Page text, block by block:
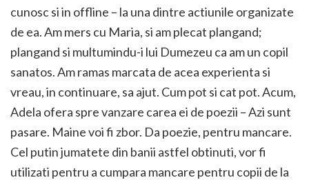
cunosc si in offline – la una dintre actiunile organizate
de ea. Am mers cu Maria, si am plecat plangand;
plangand si multumindu-i lui Dumezeu ca am un copil
sanatos. Am ramas marcata de acea experienta si
vreau, in continuare, sa ajut. Cum pot si cat pot. Acum,
Adela ofera spre vanzare carea ei de poezii – Azi sunt
pasare. Maine voi fi zbor. Da poezie, pentru mancare.
Cel putin jumatete din banii astfel obtinuti, vor fi
utilizati pentru a cumpara mancare pentru copii de la